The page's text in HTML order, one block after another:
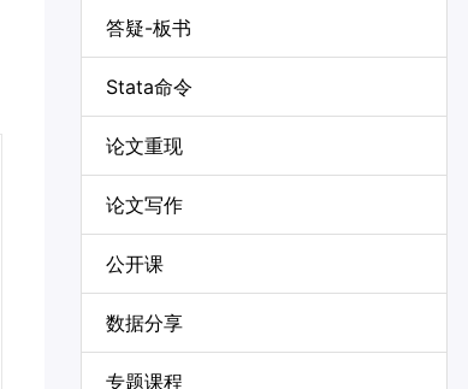
答疑-板书
Stata命令
论文重现
论文写作
公开课
数据分享
专题课程